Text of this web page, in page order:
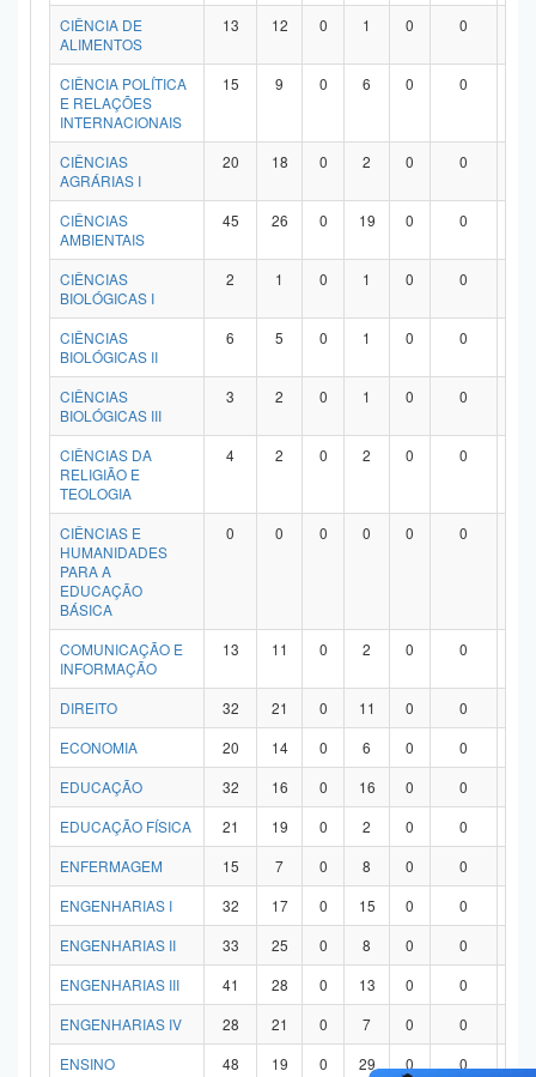
CIÊNCIA DE
ALIMENTOS
13 12 0 1 0 0
CIÊNCIA POLÍTICA
E RELAÇÕES
INTERNACIONAIS
15 9 0 6 0 0
CIÊNCIAS
AGRÁRIAS I
20 18 0 2 0 0
CIÊNCIAS
AMBIENTAIS
45 26 0 19 0 0
CIÊNCIAS
BIOLÓGICAS I
2 1 0 1 0 0
CIÊNCIAS
BIOLÓGICAS II
6 5 0 1 0 0
CIÊNCIAS
BIOLÓGICAS III
3 2 0 1 0 0
CIÊNCIAS DA
RELIGIÃO E
TEOLOGIA
4 2 0 2 0 0
CIÊNCIAS E
HUMANIDADES
PARA A
EDUCAÇÃO
BÁSICA
0 0 0 0 0 0
COMUNICAÇÃO E
INFORMAÇÃO
13 11 0 2 0 0
DIREITO 32 21 0 11 0 0
ECONOMIA
20 14 0 6 0 0
EDUCAÇÃO
32 16 0 16 0 0
EDUCAÇÃO FÍSICA
21 19 0 2 0 0
ENFERMAGEM
15 7 0 8 0 0
ENGENHARIAS I
32 17 0 15 0 0
ENGENHARIAS II
33 25 0 8 0 0
ENGENHARIAS III
41 28 0 13 0 0
ENGENHARIAS IV
28 21 0 7 0 0
ENSINO
48 19 0 29 0 0